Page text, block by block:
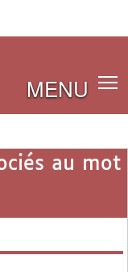
MENU
au mot